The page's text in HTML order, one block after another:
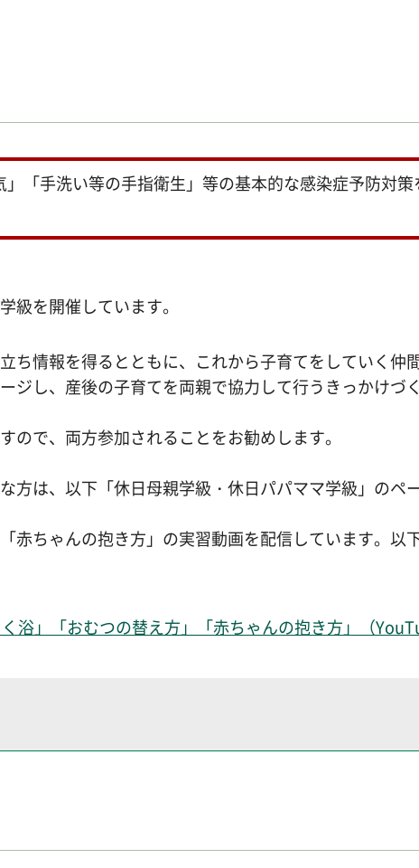
「手洗い等の手指衛生」等の基本的な感染症予防対
級を開催しています。
ち情報を得るとともに、これから子育てをしていく仲
ジし、産後の子育てを両親で協力して行うきっかけづ
で、両方参加されることをお勧めします。
方は、以下「休日母親学級・休日パパママ学級」のペ
赤ちゃんの抱き方」の実習動画を配信しています。以
」「おむつの替え方」「赤ちゃんの抱き方」（